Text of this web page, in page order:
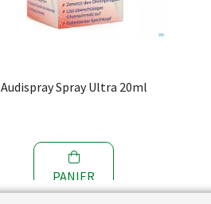
Audispray Spray Ultra 20ml
PANIER